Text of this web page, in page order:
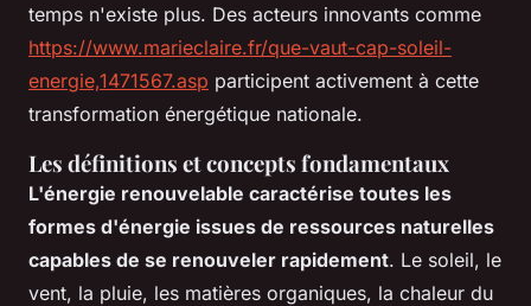
temps n'existe plus. Des acteurs innovants comme
https://www.marieclaire.fr/que-vaut-cap-soleil-
energie,1471567.asp participent activement à cette
transformation énergétique nationale.
Les définitions et concepts fondamentaux
L'énergie renouvelable caractérise toutes les
formes d'énergie issues de ressources naturelles
capables de se renouveler rapidement. Le soleil, le
vent, la pluie, les matières organiques, la chaleur du